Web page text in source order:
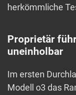
herkömmliche
Proprietär
uneinholbar
Im ersten
Modell o3 das